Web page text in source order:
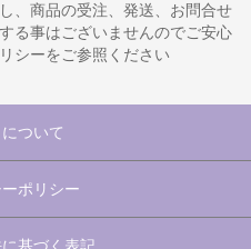
、商品の受注、発送、お問合せ
る事はございませんのでご安心
シーをご参照ください
ついて
ポリシー